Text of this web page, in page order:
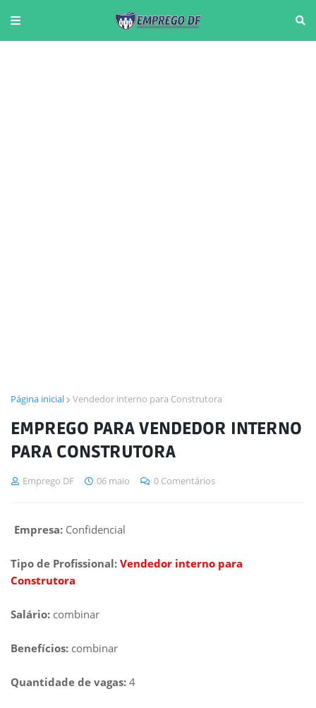
Página inicial Vendedor interno para Construtora
EMPREGO PARA VENDEDOR INTERNO
PARA CONSTRUTORA
Emprego DF 06 maio 0 Comentários
Empresa: Confidencial
Tipo de Profissional: Vendedor interno para
Construtora
Salário: combinar
Benefícios: combinar
Quantidade de vagas: 4